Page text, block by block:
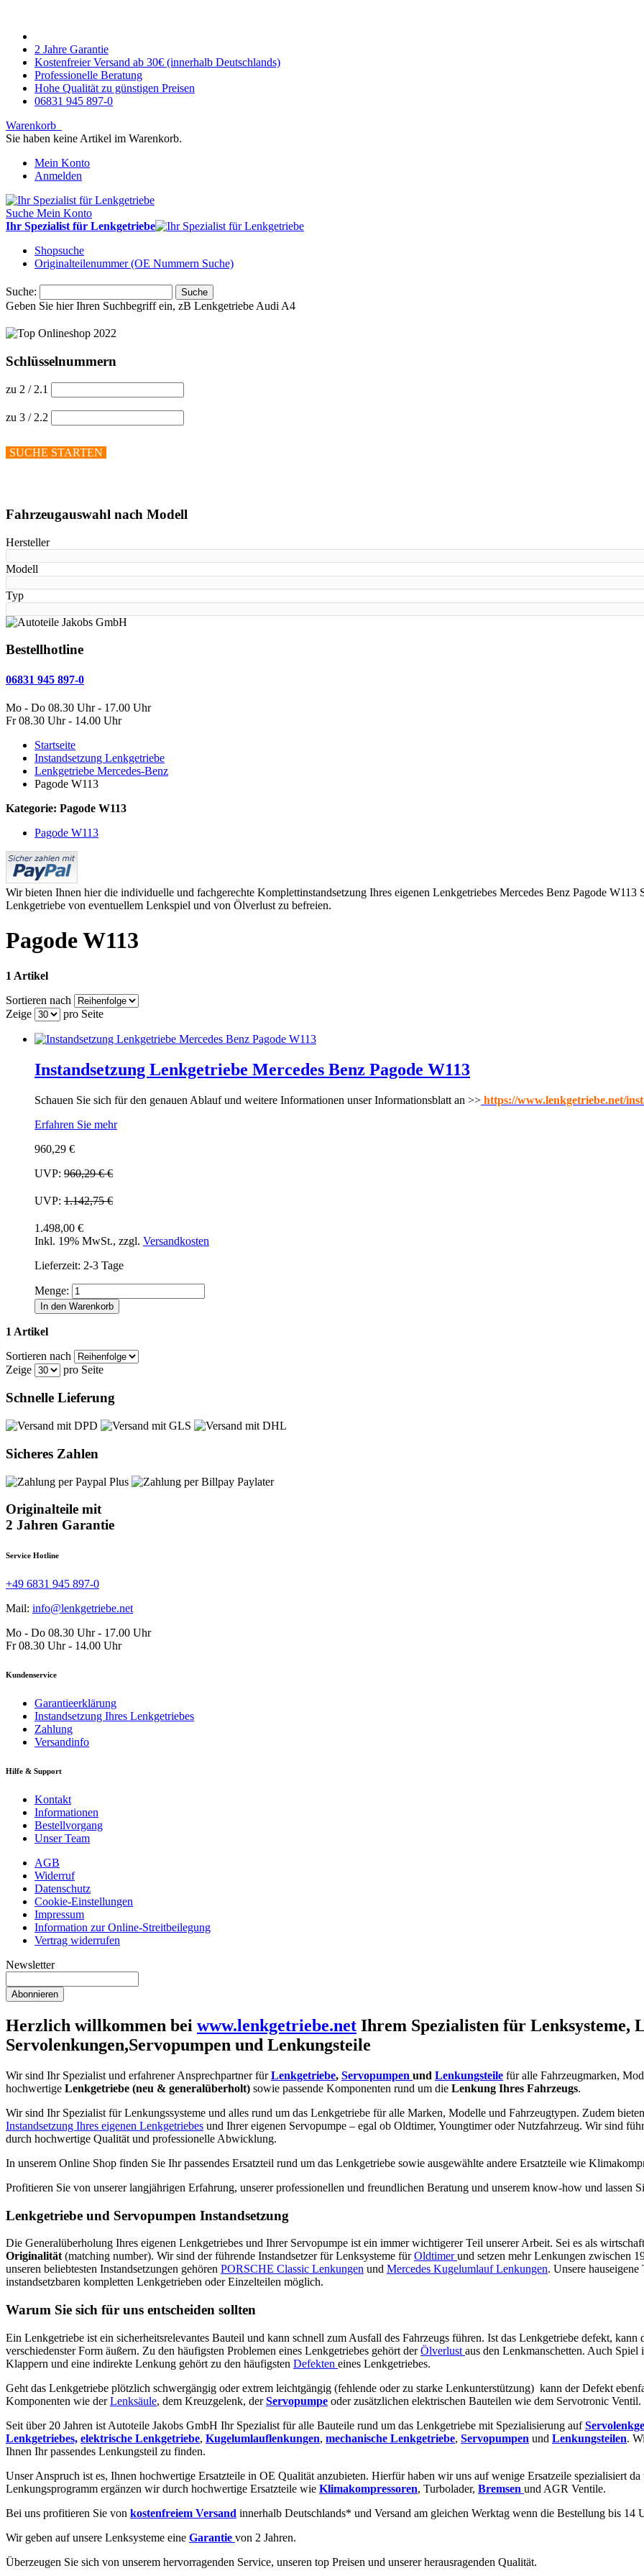
2 Jahre Garantie
Kostenfreier Versand ab 30€ (innerhalb Deutschlands)
Professionelle Beratung
Hohe Qualität zu günstigen Preisen
06831 945 897-0
Warenkorb
Sie haben keine Artikel im Warenkorb.
Mein Konto
Anmelden
Suche Mein Konto
Ihr Spezialist für Lenkgetriebe
Shopsuche
Originalteilenummer (OE Nummern Suche)
Suche: Suche
Geben Sie hier Ihren Suchbegriff ein, zB Lenkgetriebe Audi A4
Schlüsselnummern
zu 2 / 2.1
zu 3 / 2.2
SUCHE STARTEN
Fahrzeugauswahl nach Modell
Hersteller
Modell
Typ
Bestellhotline
06831 945 897-0
Mo - Do 08.30 Uhr - 17.00 Uhr
Fr 08.30 Uhr - 14.00 Uhr
Startseite
Instandsetzung Lenkgetriebe
Lenkgetriebe Mercedes-Benz
Pagode W113
Kategorie: Pagode W113
Pagode W113
Wir bieten Ihnen hier die individuelle und fachgerechte Komplettinstandsetzung Ihres eigenen Lenkgetriebes Mercedes Benz Pagode
Lenkgetriebe von eventuellem Lenkspiel und von Ölverlust zu befreien.
Pagode W113
1 Artikel
Sortieren nach
Zeige
pro Seite
Instandsetzung Lenkgetriebe Mercedes Benz Pagode W113
Schauen Sie sich für den genauen Ablauf und weitere Informationen unser Informationsblatt an >> https://www.lenkgetriebe.net/
Erfahren Sie mehr
960,29 €
UVP: 960,29 €€
UVP: 1.142,75 €
1.498,00 €
Inkl. 19% MwSt., zzgl. Versandkosten
Lieferzeit: 2-3 Tage
Menge:
In den Warenkorb
1 Artikel
Sortieren nach
Zeige
pro Seite
Schnelle Lieferung
Sicheres Zahlen
Originalteile mit
2 Jahren Garantie
Service Hotline
+49 6831 945 897-0
Mail: info@lenkgetriebe.net
Mo - Do 08.30 Uhr - 17.00 Uhr
Fr 08.30 Uhr - 14.00 Uhr
Kundenservice
Garantieerklärung
Instandsetzung Ihres Lenkgetriebes
Zahlung
Versandinfo
Hilfe & Support
Kontakt
Informationen
Bestellvorgang
Unser Team
AGB
Widerruf
Datenschutz
Cookie-Einstellungen
Impressum
Information zur Online-Streitbeilegung
Vertrag widerrufen
Newsletter
Abonnieren
Herzlich willkommen bei www.lenkgetriebe.net Ihrem Spezialisten für Lenksysteme,
Servolenkungen,Servopumpen und Lenkungsteile
Wir sind Ihr Spezialist und erfahrener Ansprechpartner fürLenkgetriebe, Servopumpen und Lenkungsteile für alle Fahrzeugmarken,
hochwertige Lenkgetriebe (neu & generalüberholt) sowie passende Komponenten rund um die Lenkung Ihres Fahrzeugs.
Wir sind Ihr Spezialist für Lenkungssysteme und alles rund um das Lenkgetriebe für alle Marken, Modelle und Fahrzeugtypen. Zudem
Instandsetzung Ihres eigenen Lenkgetriebes und Ihrer eigenen Servopumpe – egal ob Oldtimer, Youngtimer oder Nutzfahrzeug. Wir sind
durch hochwertige Qualität und professionelle Abwicklung.
In unserem Online Shop finden Sie Ihr passendes Ersatzteil rund um das Lenkgetriebe sowie ausgewählte andere Ersatzteile wie
Profitieren Sie von unserer langjährigen Erfahrung, unserer professionellen und freundlichen Beratung und unserem know-how und lassen
Lenkgetriebe und Servopumpen Instandsetzung
Die Generalüberholung Ihres eigenen Lenkgetriebes und Ihrer Servopumpe ist ein immer wichtigerer Teil unserer Arbeit. Sei es als
Originalität (matching number). Wir sind der führende Instandsetzer für Lenksysteme fürOldtimerund setzen mehr Lenkungen zwischen
unseren beliebtesten Instandsetzungen gehören PORSCHE Classic Lenkungen und Mercedes Kugelumlauf Lenkungen. Unsere
instandsetzbaren kompletten Lenkgetrieben oder Einzelteilen möglich.
Warum Sie sich für uns entscheiden sollten
Ein Lenkgetriebe ist ein sicherheitsrelevantes Bauteil und kann schnell zum Ausfall des Fahrzeugs führen. Ist das Lenkgetriebe defekt,
verschiedenster Form äußern. Zu den häufigsten Problemen eines Lenkgetriebes gehört derÖlverlust aus den Lenkmanschetten. Auch Spiel
Klappern und eine indirekte Lenkung gehört zu den häufigsten Defekten eines Lenkgetriebes.
Geht das Lenkgetriebe plötzlich schwergängig oder extrem leichtgängig (fehlende oder zu starke Lenkunterstützung) kann der Defekt
Komponenten wie derLenksäule, dem Kreuzgelenk, derServopumpe oder zusätzlichen elektrischen Bauteilen wie dem Servotronic Ventil.
Seit über 20 Jahren ist Autoteile Jakobs GmbH Ihr Spezialist für alle Bauteile rund um das Lenkgetriebe mit Spezialisierung auf
Lenkgetriebes, elektrische Lenkgetriebe, Kugelumlauflenkungen, mechanische Lenkgetriebe, Servopumpen und Lenkungsteilen.
Ihnen Ihr passendes Lenkungsteil zu finden.
Unser Anspruch ist es, Ihnen hochwertige Ersatzteile in OE Qualität anzubieten. Hierfür haben wir uns auf wenige Ersatzeile spezialisiert
Lenkungsprogramm ergänzen wir durch hochwertige Ersatzteile wie Klimakompressoren, Turbolader, Bremsen und AGR Ventile.
Bei uns profitieren Sie von kostenfreiem Versand innerhalb Deutschlands* und Versand am gleichen Werktag wenn die Bestellung bis 14
Wir geben auf unsere Lenksysteme eine Garantie von 2 Jahren.
Überzeugen Sie sich von unserem hervorragenden Service, unseren top Preisen und unserer herausragenden Qualität.